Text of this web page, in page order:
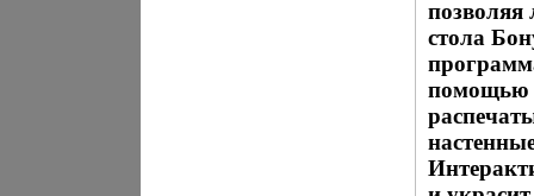
позволяя
стола
помощью